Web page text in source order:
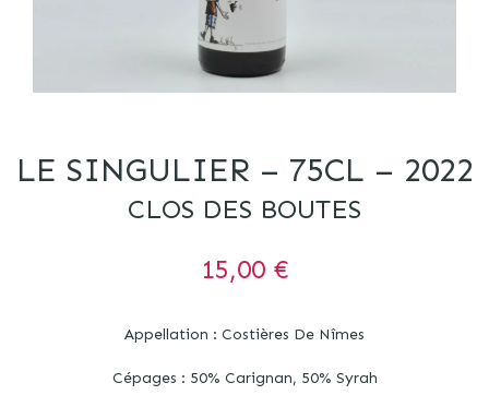
LE SINGULIER – 75CL – 2022
CLOS DES BOUTES
15,00 €
Appellation : Costières De Nîmes
Cépages : 50% Carignan, 50% Syrah